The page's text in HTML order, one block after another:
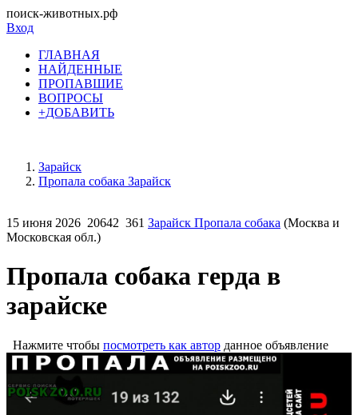
поиск-животных.рф
Вход
ГЛАВНАЯ
НАЙДЕННЫЕ
ПРОПАВШИЕ
ВОПРОСЫ
+ДОБАВИТЬ
Зарайск
Пропала собака Зарайск
15 июня 2026 20642 361 Зарайск Пропала собака (Москва и
Московская обл.)
Пропала собака герда в
зарайске
Нажмите чтобы посмотреть как автор данное объявление